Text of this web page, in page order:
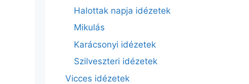
Halottak napja idézetek
Mikulás
Karácsonyi idézetek
Szilveszteri idézetek
Vicces idézetek